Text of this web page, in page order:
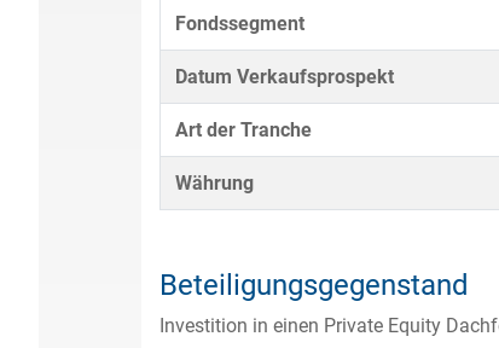
Fondssegment
Datum Verkaufsprospekt
Art der Tranche
Währung
Beteiligungsgegenstand
Investition in einen Private Equity